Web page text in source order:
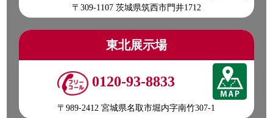
〒309-1107 茨城県筑西市門井1712
東北展示場
0120-93-8833
〒989-2412 宮城県名取市堀内字南竹307-1